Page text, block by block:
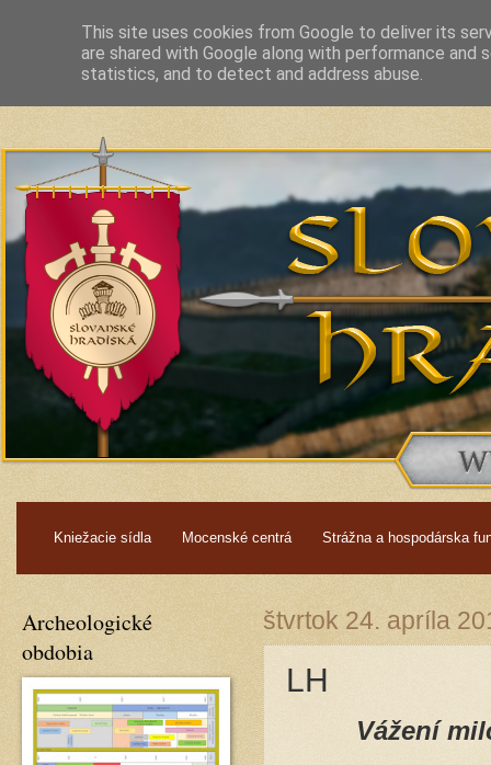
Slavic Hillforts and Fortified Settlements in Slovakia and related
Kniežacie sídla
Mocenské centrá Strážna a hospodárska
štvrtok 24. apríla
LH
Vážení
Archeologické
obdobia
This site uses cookies from Google to deliver its
are shared with Google along with performance
statistics, and to detect and address abuse.